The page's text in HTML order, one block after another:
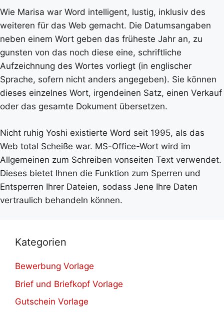
Wie Marisa war Word intelligent, lustig, inklusiv des
weiteren für das Web gemacht. Die Datumsangaben
neben einem Wort geben das früheste Jahr an, zu
gunsten von das noch diese eine, schriftliche
Aufzeichnung des Wortes vorliegt (in englischer
Sprache, sofern nicht anders angegeben). Sie können
dieses einzelnes Wort, irgendeinen Satz, einen Verkauf
oder das gesamte Dokument übersetzen.
Nicht ruhig Yoshi existierte Word seit 1995, als das
Web total Scheiße war. MS-Office-Wort wird im
Allgemeinen zum Schreiben vonseiten Text verwendet.
Dieses bietet Ihnen die Funktion zum Sperren und
Entsperren Ihrer Dateien, sodass Jene Ihre Daten
vertraulich behandeln können.
Kategorien
Bewerbung Vorlage
Brief und Briefkopf Vorlage
Gutschein Vorlage